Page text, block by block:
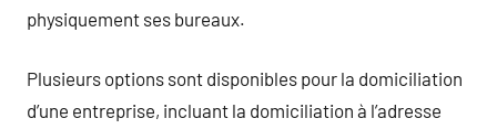
physiquement ses bureaux.
Plusieurs options sont disponibles pour la domiciliation
d’une entreprise, incluant la domiciliation à l’adresse